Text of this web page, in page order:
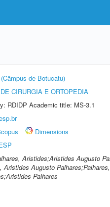
de Botucatu)
CIRURGIA E ORTOPEDIA
RDIDP Academic title: MS-3.1
Dimensions
Aristides;Aristides Augusto
Augusto
Palhares